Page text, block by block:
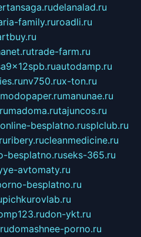
delanalad.ru
family.ruroadli.ru
trade-farm.ru
autodamp.ru
nv750.rux-ton.ru
modopaper.rumanunae.ru
madoma.rutajuncos.ru
besplatno.rusplclub.ru
ribery.rucleanmedicine.ru
besplatno.ruseks-365.ru
avtomaty.ru
besplatno.ru
pichkurovlab.ru
don-ykt.ru
domashnee-porno.ru